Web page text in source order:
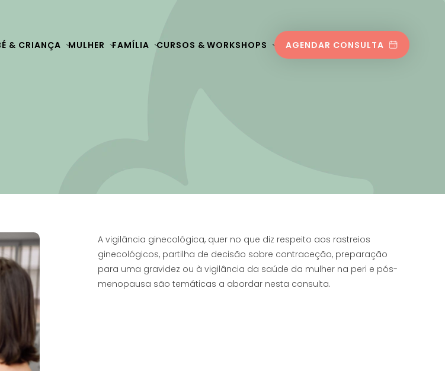
& CRIANÇA MULHER FAMÍLIA CURSOS & WORKSHOPS AGENDAR CONSULTA
A vigilância ginecológica, quer no que diz respeito aos rastreios
ginecológicos, partilha de decisão sobre contraceção, preparação
para uma gravidez ou à vigilância da saúde da mulher na peri e pós-
menopausa são temáticas a abordar nesta consulta.